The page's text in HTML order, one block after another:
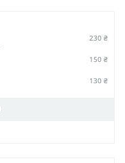
230 ₴
150 ₴
130 ₴